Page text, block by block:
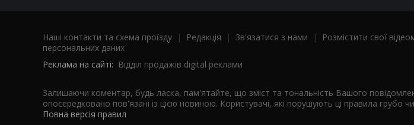
Наші контакти та схема проїзду | Редакція | Зв'язатися з нами | Розмістити свої
персональних даних
Реклама на сайті: Відділ продажів digital реклами
Залишаючи коментар, будь ласка, пам'ятайте, що зміст та тональність Вашого
опосередковано пов'язані із цією новиною. Користувачі, які порушують ці правила грубо
Повна версія правил